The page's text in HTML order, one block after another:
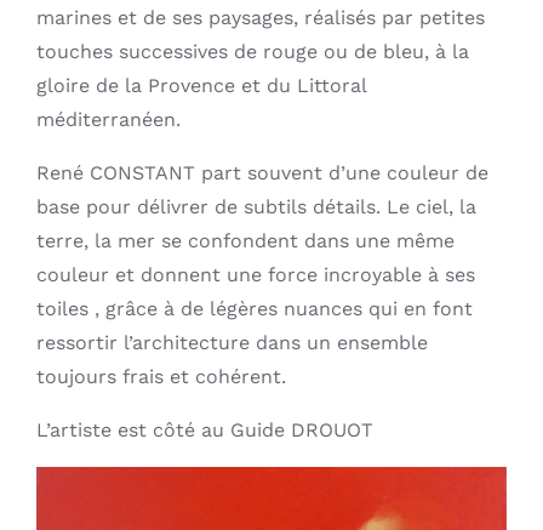
marines et de ses paysages, réalisés par petites
touches successives de rouge ou de bleu, à la
gloire de la Provence et du Littoral
méditerranéen.
René CONSTANT part souvent d’une couleur de
base pour délivrer de subtils détails. Le ciel, la
terre, la mer se confondent dans une même
couleur et donnent une force incroyable à ses
toiles , grâce à de légères nuances qui en font
ressortir l’architecture dans un ensemble
toujours frais et cohérent.
L’artiste est côté au Guide DROUOT